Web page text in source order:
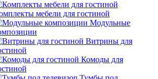
мебели для гостиной
Модульные
Витрины для
Комоды для